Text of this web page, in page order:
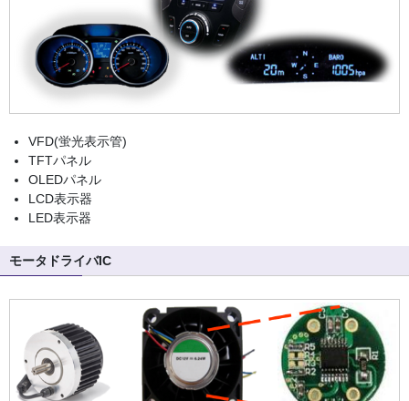
VFD(蛍光表示管)
TFTパネル
OLEDパネル
LCD表示器
LED表示器
モータドライバIC